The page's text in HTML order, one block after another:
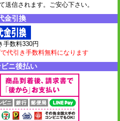
送信されます。ご安心下さい。
金引換
手数料330円
代引き手数料無料になります
ビニ後払い